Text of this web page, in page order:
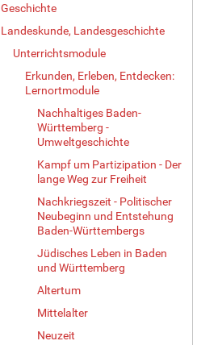
Geschichte
Landeskunde, Landesgeschichte
Unterrichtsmodule
Erkunden, Erleben, Entdecken:
Lernortmodule
Nachhaltiges Baden-
Württemberg -
Umweltgeschichte
Kampf um Partizipation - Der
lange Weg zur Freiheit
Nachkriegszeit - Politischer
Neubeginn und Entstehung
Baden-Württembergs
Jüdisches Leben in Baden
und Württemberg
Altertum
Mittelalter
Neuzeit